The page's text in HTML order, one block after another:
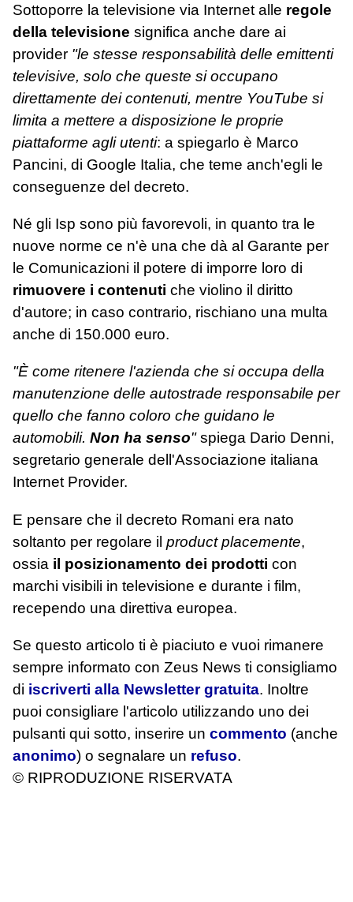
Sottoporre la televisione via Internet alle regole
della televisione significa anche dare ai
provider "le stesse responsabilità delle emittenti
televisive, solo che queste si occupano
direttamente dei contenuti, mentre YouTube si
limita a mettere a disposizione le proprie
piattaforme agli utenti: a spiegarlo è Marco
Pancini, di Google Italia, che teme anch'egli le
conseguenze del decreto.
Né gli Isp sono più favorevoli, in quanto tra le
nuove norme ce n'è una che dà al Garante per
le Comunicazioni il potere di imporre loro di
rimuovere i contenuti che violino il diritto
d'autore; in caso contrario, rischiano una multa
anche di 150.000 euro.
"È come ritenere l'azienda che si occupa della
manutenzione delle autostrade responsabile per
quello che fanno coloro che guidano le
automobili. Non ha senso"spiega Dario Denni,
segretario generale dell'Associazione italiana
Internet Provider.
E pensare che il decreto Romani era nato
soltanto per regolare il product placemente,
ossia il posizionamento dei prodotti con
marchi visibili in televisione e durante i film,
recependo una direttiva europea.
Se questo articolo ti è piaciuto e vuoi rimanere
sempre informato con Zeus News ti consigliamo
di iscriverti alla Newsletter gratuita. Inoltre
puoi consigliare l'articolo utilizzando uno dei
pulsanti qui sotto, inserire un commento (anche
anonimo) o segnalare un refuso.
© RIPRODUZIONE RISERVATA